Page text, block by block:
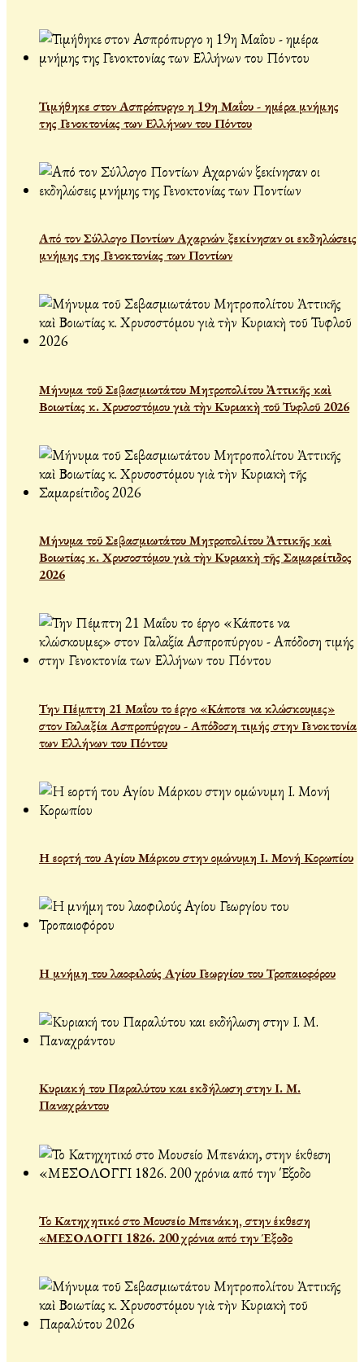
Τιμήθηκε στον Ασπρόπυργο η 19η Μαΐου - ημέρα μνήμης
της Γενοκτονίας των Ελλήνων του Πόντου
Από τον Σύλλογο Ποντίων Αχαρνών ξεκίνησαν οι εκδηλώσεις
μνήμης της Γενοκτονίας των Ποντίων
Μήνυμα τοῦ Σεβασμιωτάτου Μητροπολίτου Ἀττικῆς καὶ
Βοιωτίας κ. Χρυσοστόμου γιὰ τὴν Κυριακὴ τοῦ Τυφλοῦ 2026
Μήνυμα τοῦ Σεβασμιωτάτου Μητροπολίτου Ἀττικῆς καὶ
Βοιωτίας κ. Χρυσοστόμου γιὰ τὴν Κυριακὴ τῆς Σαμαρείτιδος
2026
Την Πέμπτη 21 Μαΐου το έργο «Κάποτε να κλώσκουμες»
στον Γαλαξία Ασπροπύργου - Απόδοση τιμής στην Γενοκτονία
των Ελλήνων του Πόντου
Η εορτή του Αγίου Μάρκου στην ομώνυμη Ι. Μονή Κορωπίου
Η μνήμη του λαοφιλούς Αγίου Γεωργίου του Τροπαιοφόρου
Κυριακή του Παραλύτου και εκδήλωση στην Ι. Μ.
Παναχράντου
Το Κατηχητικό στο Μουσείο Μπενάκη, στην έκθεση
«ΜΕΣΟΛΟΓΓΙ 1826. 200 χρόνια από την Έξοδο